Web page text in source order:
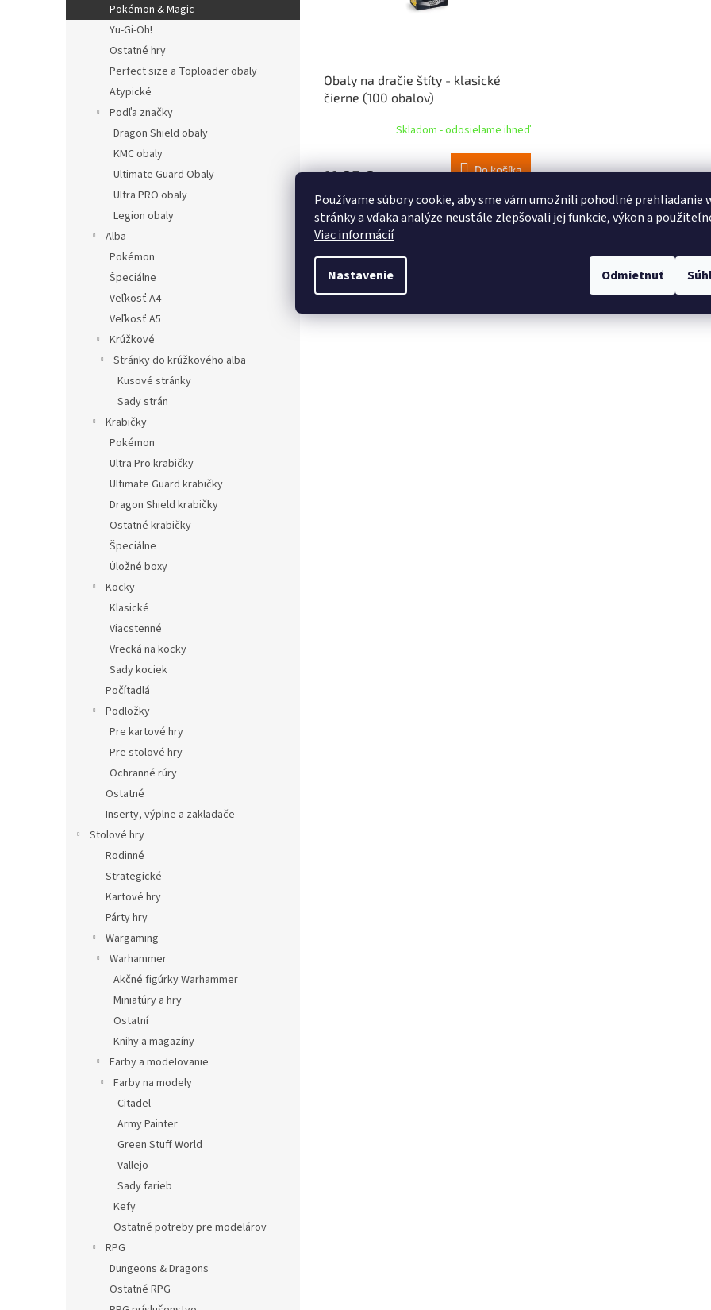
Používame súbory cookie, aby sme vám umožnili pohodlné prehliadanie
stránky a vďaka analýze neustále zlepšovali jej funkcie, výkon a
Viac informácií
Nastavenie Odmietnuť
Pokémon & Magic
Yu-Gi-Oh!
Ostatné hry
Perfect size a Toploader obaly
Atypické
Podľa značky
Dragon Shield obaly
KMC obaly
Ultimate Guard Obaly
Ultra PRO obaly
Legion obaly
Alba
Pokémon
Špeciálne
Veľkosť A4
Veľkosť A5
Krúžkové
Stránky do krúžkového alba
Kusové stránky
Sady strán
Krabičky
Pokémon
Ultra Pro krabičky
Ultimate Guard krabičky
Dragon Shield krabičky
Ostatné krabičky
Špeciálne
Úložné boxy
Kocky
Klasické
Viacstenné
Vrecká na kocky
Sady kociek
Počítadlá
Podložky
Pre kartové hry
Pre stolové hry
Ochranné rúry
Ostatné
Inserty, výplne a zakladače
Stolové hry
Rodinné
Strategické
Kartové hry
Párty hry
Wargaming
Warhammer
Akčné figúrky Warhammer
Miniatúry a hry
Ostatní
Knihy a magazíny
Farby a modelovanie
Farby na modely
Citadel
Army Painter
Green Stuff World
Vallejo
Sady farieb
Kefy
Ostatné potreby pre modelárov
RPG
Dungeons & Dragons
Ostatné RPG
Obaly na dračie štíty - klasické
čierne (100 obalov)
Skladom - odosielame ihneď
11,95 € Do košíka